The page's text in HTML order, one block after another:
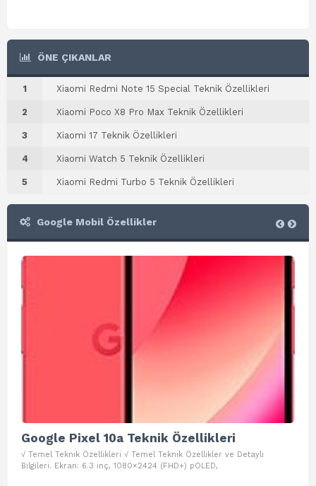
ÖNE ÇIKANLAR
1 Xiaomi Redmi Note 15 Special Teknik Özellikleri
2 Xiaomi Poco X8 Pro Max Teknik Özellikleri
3 Xiaomi 17 Teknik Özellikleri
4 Xiaomi Watch 5 Teknik Özellikleri
5 Xiaomi Redmi Turbo 5 Teknik Özellikleri
Google Mobil Özellikler
Google Pixel 10a Teknik Özellikleri
√ Temel Teknik Özellikleri √ Temel Teknik Özellikler ve Detaylı
Bilgileri. Ekran: 6.3 inç, 1080×2424 (FHD+) pOLED,